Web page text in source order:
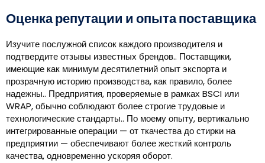
Оценка репутации и опыта поставщика
Изучите послужной список каждого производителя и
подтвердите отзывы известных брендов.. Поставщики,
имеющие как минимум десятилетний опыт экспорта и
прозрачную историю производства, как правило, более
надежны.. Предприятия, проверяемые в рамках BSCI или
WRAP, обычно соблюдают более строгие трудовые и
технологические стандарты.. По моему опыту, вертикально
интегрированные операции — от ткачества до стирки на
предприятии — обеспечивают более жесткий контроль
качества, одновременно ускоряя оборот.